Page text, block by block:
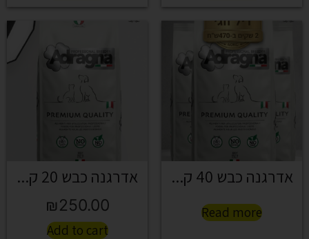
אדרגנה כבש 40 ק...
Read more
אדרגנה כבש 20 ק...
₪250.00
Add to cart